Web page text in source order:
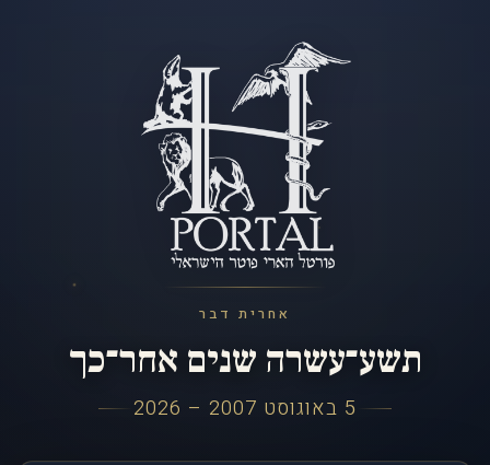
אחרית דבר
תשע־עשרה שנים אחר־כך
5 באוגוסט 2007 – 2026